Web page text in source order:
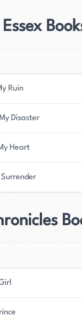
Ruin
Disaster
Heart
Surrender